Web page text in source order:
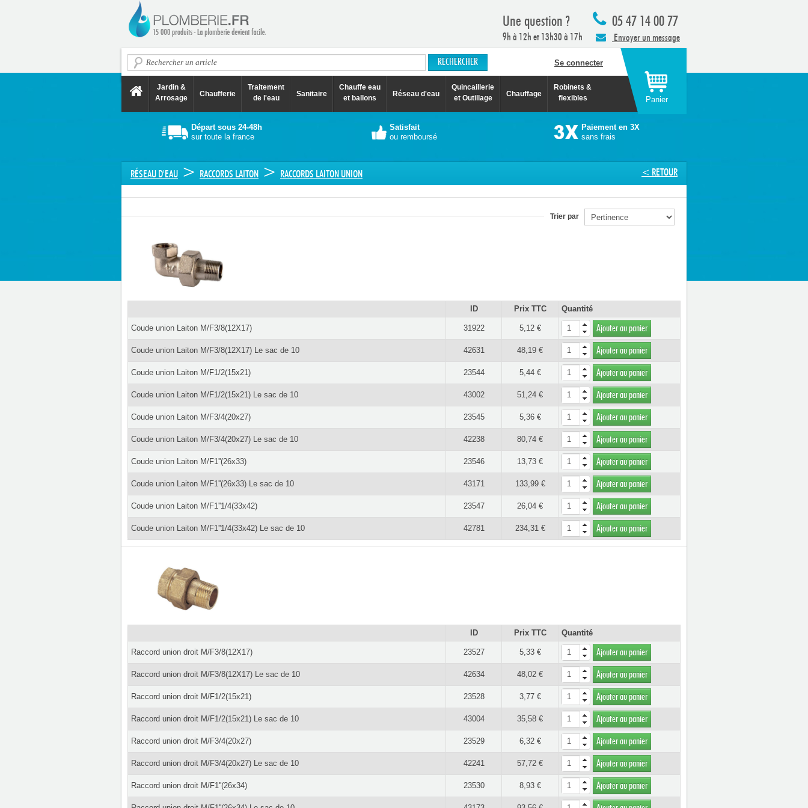
05 47 14 00 77
Envoyer un message
Une question ?
9h à 12h et 13h30 à 17h
Se connecter
Jardin &
Arrosage
Chaufferie
Traitement
de l'eau
Sanitaire
Chauffe eau
et ballons
Réseau d'eau
Quincaillerie
et Outillage
Chauffage
Robinets &
flexibles
Panier
Départ sous 24-48h
sur toute la france
Satisfait
ou remboursé
Paiement en 3X
sans frais
< RETOUR
RÉSEAU D'EAU > RACCORDS LAITON > RACCORDS LAITON UNION
Trier par
ID Prix TTC Quantité
Coude union Laiton M/F3/8(12X17) 31922 5,12 € Ajouter au panier
Coude union Laiton M/F3/8(12X17) Le sac de 10 42631 48,19 € Ajouter au panier
Coude union Laiton M/F1/2(15x21) 23544 5,44 € Ajouter au panier
Coude union Laiton M/F1/2(15x21) Le sac de 10 43002 51,24 € Ajouter au panier
Coude union Laiton M/F3/4(20x27) 23545 5,36 € Ajouter au panier
Coude union Laiton M/F3/4(20x27) Le sac de 10 42238 80,74 € Ajouter au panier
Coude union Laiton M/F1''(26x33) 23546 13,73 € Ajouter au panier
Coude union Laiton M/F1''(26x33) Le sac de 10 43171 133,99 € Ajouter au panier
Coude union Laiton M/F1''1/4(33x42) 23547 26,04 € Ajouter au panier
Coude union Laiton M/F1''1/4(33x42) Le sac de 10 42781 234,31 € Ajouter au panier
ID Prix TTC Quantité
Raccord union droit M/F3/8(12X17) 23527 5,33 € Ajouter au panier
Raccord union droit M/F3/8(12X17) Le sac de 10 42634 48,02 € Ajouter au panier
Raccord union droit M/F1/2(15x21) 23528 3,77 € Ajouter au panier
Raccord union droit M/F1/2(15x21) Le sac de 10 43004 35,58 € Ajouter au panier
Raccord union droit M/F3/4(20x27) 23529 6,32 € Ajouter au panier
Raccord union droit M/F3/4(20x27) Le sac de 10 42241 57,72 € Ajouter au panier
Raccord union droit M/F1''(26x34) 23530 8,93 € Ajouter au panier